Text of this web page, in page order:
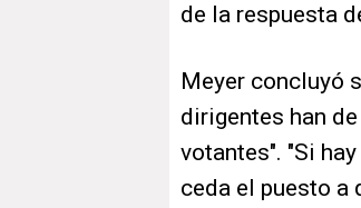
de la respuesta
Meyer concluyó
dirigentes han
votantes". "Si
ceda el puesto a